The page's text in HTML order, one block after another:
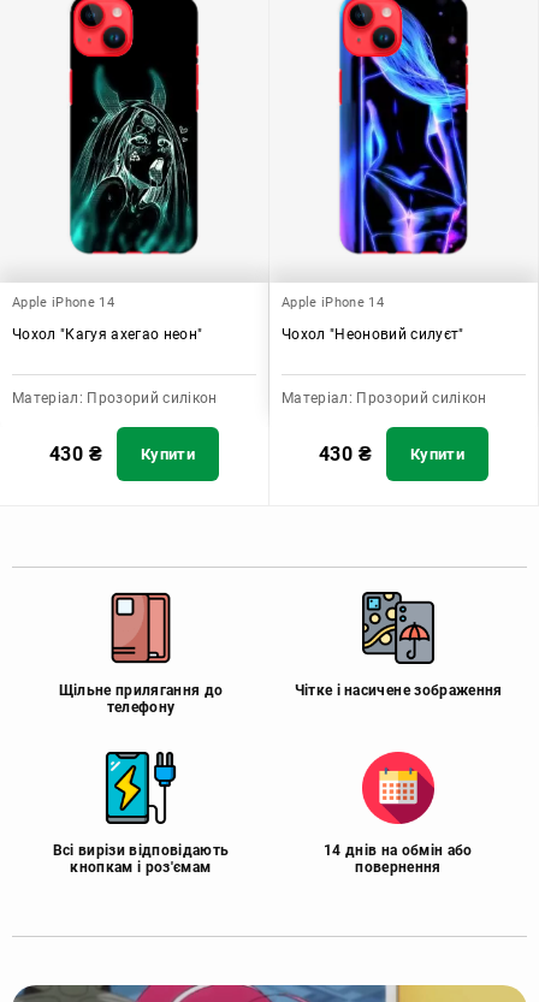
Apple iPhone 14
Чохол "Кагуя ахегао неон"
Матеріал: Прозорий силікон
430 ₴ Купити
Apple iPhone 14
Чохол "Неоновий силуєт"
Матеріал: Прозорий силікон
430 ₴ Купити
Щільне прилягання до
телефону
Чітке і насичене зображення
Всі вирізи відповідають
кнопкам і роз'ємам
14 днів на обмін або
повернення